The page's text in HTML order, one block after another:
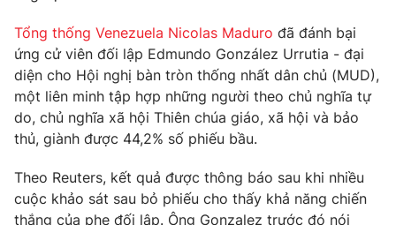
Hậu trường
Nhân vật
Khán giả
Giải trí
Điện ảnh
Âm nhạc
Sao
Đời sống
Du lịch
Làm đẹp
Chất lượng cuộc sống
Giáo dục
Tuyển sinh
Học trực tuyến
Công nghệ
Hitech Công nghệ tương lai
Tổng thống Venezuela Nicolas Maduro đã đánh bại
ứng cử viên đối lập Edmundo González Urrutia - đại
diện cho Hội nghị bàn tròn thống nhất dân chủ (MUD),
một liên minh tập hợp những người theo chủ nghĩa tự
do, chủ nghĩa xã hội Thiên chúa giáo, xã hội và bảo
thủ, giành được 44,2% số phiếu bầu.
Theo Reuters, kết quả được thông báo sau khi nhiều
cuộc khảo sát sau bỏ phiếu cho thấy khả năng chiến
thắng của phe đối lập. Ông Gonzalez trước đó nói